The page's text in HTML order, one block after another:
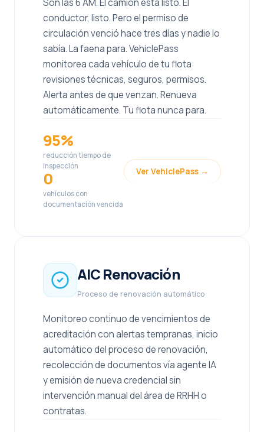
Son las 6 AM. El camión está listo. El
conductor, listo. Pero el permiso de
circulación venció hace tres días y nadie lo
sabía. La faena para. VehiclePass
monitorea cada vehículo de tu flota:
revisiones técnicas, seguros, permisos.
Alerta antes de que venzan. Renueva
automáticamente. Tu flota nunca para.
95%
reducción tiempo de
inspección
0
vehículos con
documentación vencida
Ver VehiclePass →
AIC Renovación
Proceso de renovación automático
Monitoreo continuo de vencimientos de
acreditación con alertas tempranas, inicio
automático del proceso de renovación,
recolección de documentos vía agente IA
y emisión de nueva credencial sin
intervención manual del área de RRHH o
contratas.